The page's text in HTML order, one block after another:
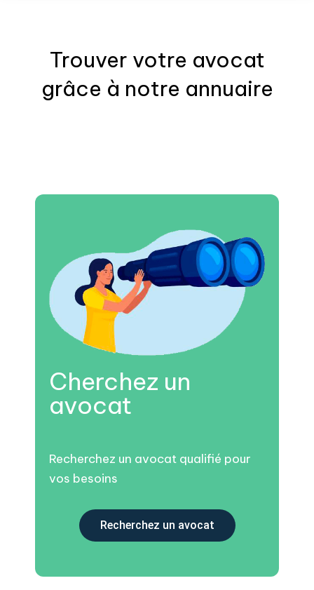
Trouver votre avocat
grâce à notre annuaire
Cherchez un
avocat
Recherchez un avocat qualifié pour
vos besoins
Recherchez un avocat